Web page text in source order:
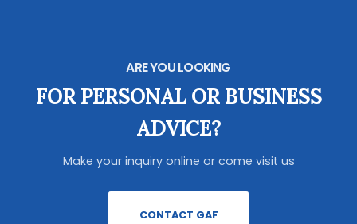
ARE YOU LOOKING
FOR PERSONAL OR BUSINESS
ADVICE?
Make your inquiry online or come visit us
CONTACT GAF